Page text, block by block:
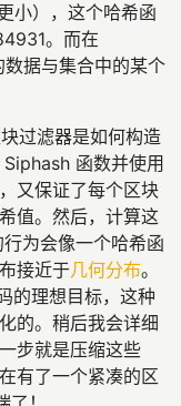
小），这个哈希函
。而在
据与集合中的某个
过滤器是如何构造
函数并使用
又保证了每个区块
值。然后，计算这
为会像一个哈希函
接近于几何分布。
的理想目标，这种
的。稍后我会详细
步就是压缩这些
有了一个紧凑的区